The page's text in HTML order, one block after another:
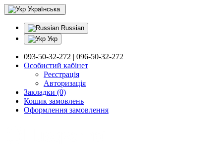
Українська
Russian
Укр
093-50-32-272 | 096-50-32-272
Особистий кабінет
Реєстрація
Авторизація
Закладки (0)
Кошик замовлень
Оформлення замовлення